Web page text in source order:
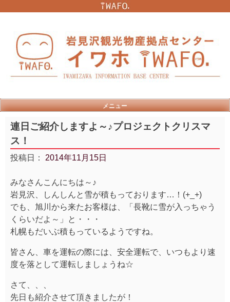
メニュー
連日ご紹介しますよ～♪プロジェクトクリスマ
ス！
投稿日： 2014年11月15日
みなさんこんにちは～♪
岩見沢、しんしんと雪が積もっております…！(+_+)
でも、旭川から来たお客様は、「長靴に雪が入っちゃう
くらいだよ～」と・・・
札幌もだいぶ積もっているようですね。
皆さん、車を運転の際には、安全運転で、いつもより速
度を落として運転しましょうね☆
さて、、、
先日も紹介させて頂きましたが！